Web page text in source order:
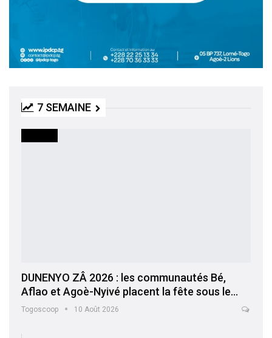
7 SEMAINE
DUNENYO ZÂ 2026 : les communautés Bé,
Aflao et Agoè-Nyivé placent la fête sous le…
Togoscoop 10 Août 2026